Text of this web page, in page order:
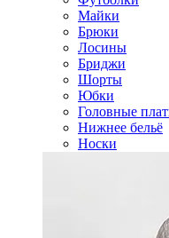
Майки
Брюки
Лосины
Бриджи
Шорты
Юбки
Головные
Нижнее бельё
Носки